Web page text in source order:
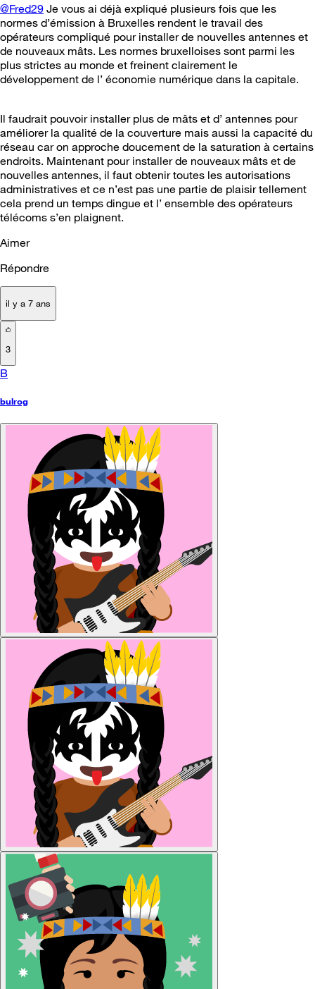
@Fred29 Je vous ai déjà expliqué plusieurs fois que les
normes d’émission à Bruxelles rendent le travail des
opérateurs compliqué pour installer de nouvelles antennes et
de nouveaux mâts. Les normes bruxelloises sont parmi les
plus strictes au monde et freinent clairement le
développement de l’ économie numérique dans la capitale.
Il faudrait pouvoir installer plus de mâts et d’ antennes pour
améliorer la qualité de la couverture mais aussi la capacité du
réseau car on approche doucement de la saturation à certains
endroits. Maintenant pour installer de nouveaux mâts et de
nouvelles antennes, il faut obtenir toutes les autorisations
administratives et ce n’est pas une partie de plaisir tellement
cela prend un temps dingue et l’ ensemble des opérateurs
télécoms s’en plaignent.
Aimer
Répondre
il y a 7 ans
3
B
bulrog